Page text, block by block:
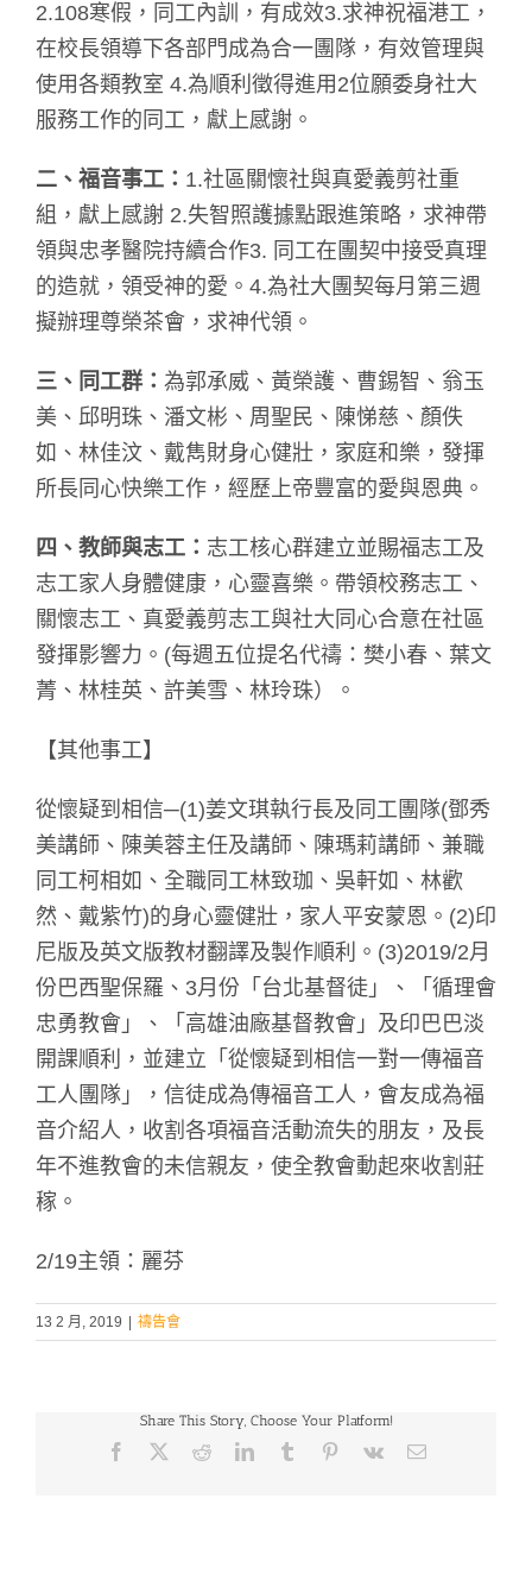
2.108寒假，同工內訓，有成效3.求神祝福港工，
在校長領導下各部門成為合一團隊，有效管理與
使用各類教室 4.為順利徵得進用2位願委身社大
服務工作的同工，獻上感謝。
二、福音事工： 1.社區關懷社與真愛義剪社重
組，獻上感謝 2.失智照護據點跟進策略，求神帶
領與忠孝醫院持續合作3. 同工在團契中接受真理
的造就，領受神的愛。4.為社大團契每月第三週
擬辦理尊榮茶會，求神代領。
三、同工群： 為郭承威、黃榮護、曹錫智、翁玉
美、邱明珠、潘文彬、周聖民、陳悌慈、顏佚
如、林佳汶、戴雋財身心健壯，家庭和樂，發揮
所長同心快樂工作，經歷上帝豐富的愛與恩典。
四、教師與志工： 志工核心群建立並賜福志工及
志工家人身體健康，心靈喜樂。帶領校務志工、
關懷志工、真愛義剪志工與社大同心合意在社區
發揮影響力。(每週五位提名代禱：樊小春、葉文
菁、林桂英、許美雪、林玲珠）。
【其他事工】
從懷疑到相信─(1)姜文琪執行長及同工團隊(鄧秀
美講師、陳美蓉主任及講師、陳瑪莉講師、兼職
同工柯相如、全職同工林致珈、吳軒如、林歡
然、戴紫竹)的身心靈健壯，家人平安蒙恩。(2)印
尼版及英文版教材翻譯及製作順利。(3)2019/2月
份巴西聖保羅、3月份「台北基督徒」、「循理會
忠勇教會」、「高雄油廠基督教會」及印巴巴淡
開課順利，並建立「從懷疑到相信一對一傳福音
工人團隊」，信徒成為傳福音工人，會友成為福
音介紹人，收割各項福音活動流失的朋友，及長
年不進教會的未信親友，使全教會動起來收割莊
稼。
2/19主領：麗芬
13 2 月, 2019 禱告會
Share This Story, Choose Your Platform!
Facebook RedditLinkedInTumblr Pinterest
Vk Email: